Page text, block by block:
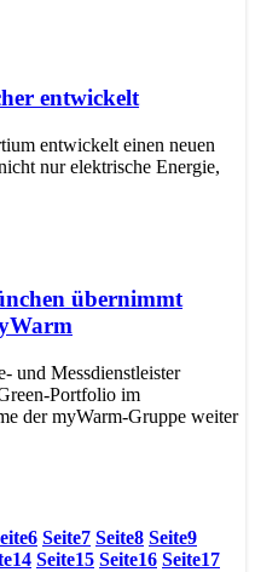
entwickelt
entwickelt einen neuen
nur elektrische Energie,
übernimmt
und Messdienstleister
Portfolio im
der myWarm-Gruppe weiter
6 Seite7 Seite8 Seite9
14 Seite15 Seite16 Seite17